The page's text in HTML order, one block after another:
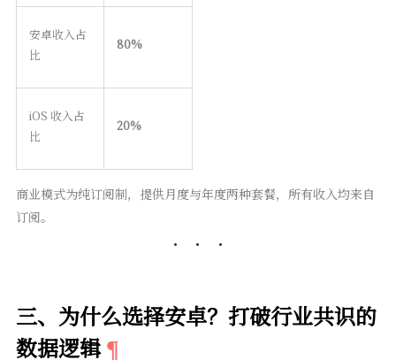
安卓收入占
比
80%
iOS 收入占
比
20%
商业模式为纯订阅制，提供月度与年度两种套餐，所有收入均来自
订阅。
三、为什么选择安卓？打破行业共识的
数据逻辑